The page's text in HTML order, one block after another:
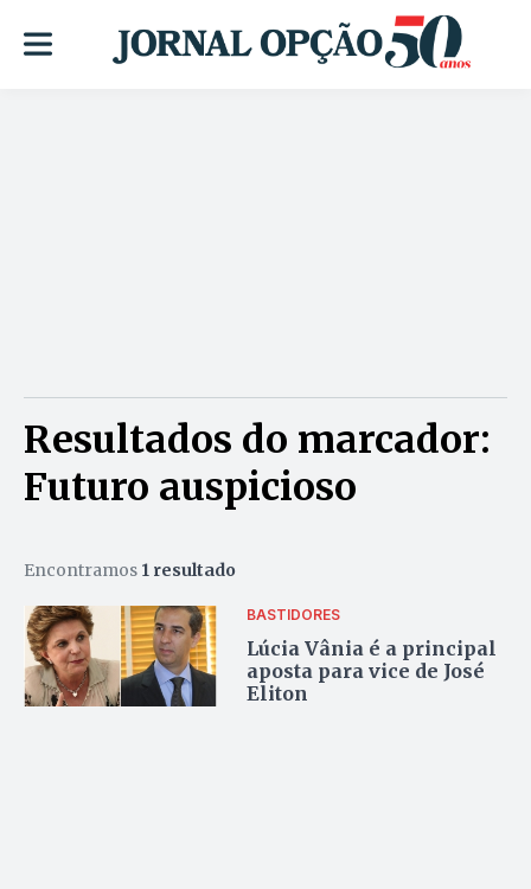
Resultados do marcador:
Futuro auspicioso
Encontramos 1 resultado
BASTIDORES
Lúcia Vânia é a principal
aposta para vice de José
Eliton